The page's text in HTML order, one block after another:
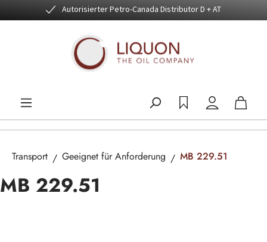
Zum Hauptinhalt springenAutorisierter Petro-Canada Distributor D + AT
Transport Geeignet für Anforderung MB 229.51
MB 229.51